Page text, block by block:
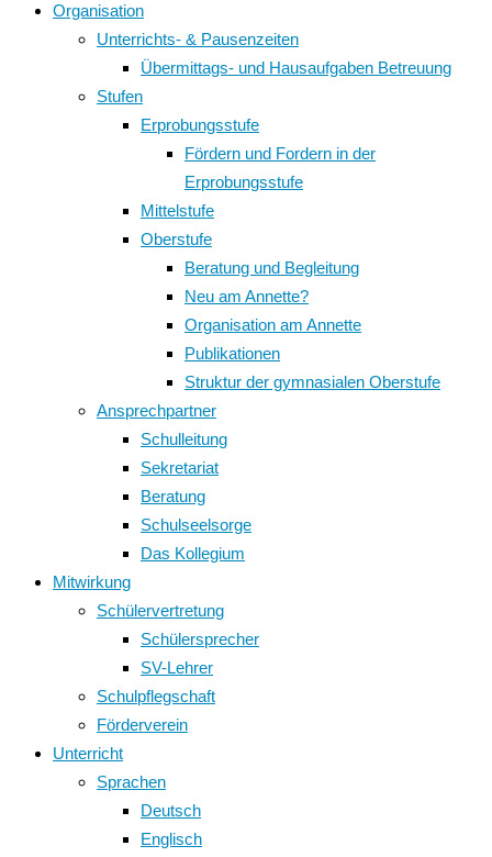
Organisation
Unterrichts- & Pausenzeiten
Übermittags- und Hausaufgaben Betreuung
Stufen
Erprobungsstufe
Fördern und Fordern in der
Erprobungsstufe
Mittelstufe
Oberstufe
Beratung und Begleitung
Neu am Annette?
Organisation am Annette
Publikationen
Struktur der gymnasialen Oberstufe
Ansprechpartner
Schulleitung
Sekretariat
Beratung
Schulseelsorge
Das Kollegium
Mitwirkung
Schülervertretung
Schülersprecher
SV-Lehrer
Schulpflegschaft
Förderverein
Unterricht
Sprachen
Deutsch
Englisch